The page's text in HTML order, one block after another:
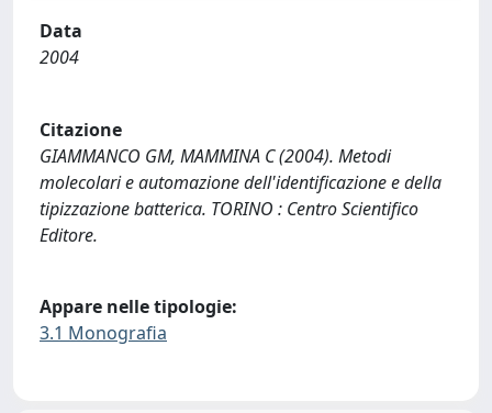
Data
2004
Citazione
GIAMMANCO GM, MAMMINA C (2004). Metodi
molecolari e automazione dell'identificazione e della
tipizzazione batterica. TORINO : Centro Scientifico
Editore.
Appare nelle tipologie:
3.1 Monografia